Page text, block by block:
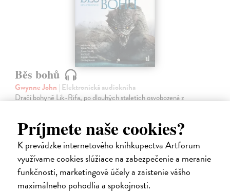
Príjmete naše cookies?
K prevádzke internetového kníhkupectva Artforum
využívame cookies slúžiace na zabezpečenie a meranie
funkčnosti, marketingové účely a zaistenie vášho
maximálneho pohodlia a spokojnosti.
Běs bohů
Gwynne John | Elektronická audiokniha
Dračí bohyně Lik-Rifa, po dlouhých staletích osvobozená z
vaesenů či tennurů…
Na stiahnutie ako MP3
19,88 €